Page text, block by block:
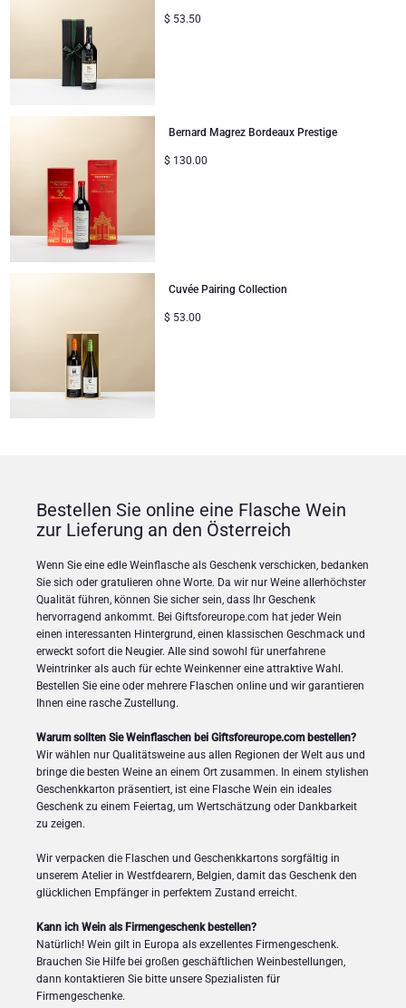
$ 53.50
Bernard Magrez Bordeaux Prestige
$ 130.00
Cuvée Pairing Collection
$ 53.00
Bestellen Sie online eine Flasche Wein
zur Lieferung an den Österreich
Wenn Sie eine edle Weinflasche als Geschenk verschicken, bedanken
Sie sich oder gratulieren ohne Worte. Da wir nur Weine allerhöchster
Qualität führen, können Sie sicher sein, dass Ihr Geschenk
hervorragend ankommt. Bei Giftsforeurope.com hat jeder Wein
einen interessanten Hintergrund, einen klassischen Geschmack und
erweckt sofort die Neugier. Alle sind sowohl für unerfahrene
Weintrinker als auch für echte Weinkenner eine attraktive Wahl.
Bestellen Sie eine oder mehrere Flaschen online und wir garantieren
Ihnen eine rasche Zustellung.
Warum sollten Sie Weinflaschen bei Giftsforeurope.com bestellen?
Wir wählen nur Qualitätsweine aus allen Regionen der Welt aus und
bringe die besten Weine an einem Ort zusammen. In einem stylishen
Geschenkkarton präsentiert, ist eine Flasche Wein ein ideales
Geschenk zu einem Feiertag, um Wertschätzung oder Dankbarkeit
zu zeigen.
Wir verpacken die Flaschen und Geschenkkartons sorgfältig in
unserem Atelier in Westfdearern, Belgien, damit das Geschenk den
glücklichen Empfänger in perfektem Zustand erreicht.
Kann ich Wein als Firmengeschenk bestellen?
Natürlich! Wein gilt in Europa als exzellentes Firmengeschenk.
Brauchen Sie Hilfe bei großen geschäftlichen Weinbestellungen,
dann kontaktieren Sie bitte unsere Spezialisten für
Firmengeschenke.